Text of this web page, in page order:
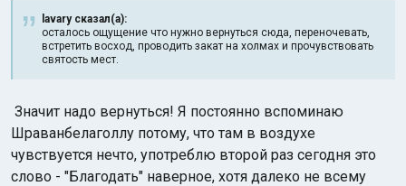
lavary сказал(а):
осталось ощущение что нужно вернуться сюда, переночевать,
встретить восход, проводить закат на холмах и прочувствовать
святость мест.
Значит надо вернуться! Я постоянно вспоминаю
Шраванбелаголлу потому, что там в воздухе
чувствуется нечто, употреблю второй раз сегодня это
слово - "Благодать" наверное, хотя далеко не всему